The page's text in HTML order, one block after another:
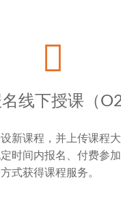
线下授课（
新课程，并上传课程
时间内报名、付费参
式获得课程服务。